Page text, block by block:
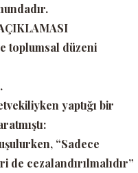
toplumsal düzeni
yaptığı bir
“Sadece
cezalandırılmalıdır”